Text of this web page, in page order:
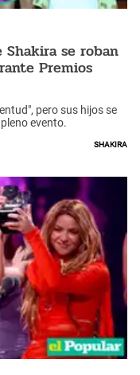
se roban
Premios
pero sus hijos se
evento.
Shakira